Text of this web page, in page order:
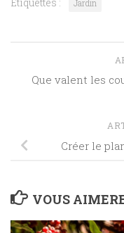
Jardin
Que valent les
Créer le
VOUS